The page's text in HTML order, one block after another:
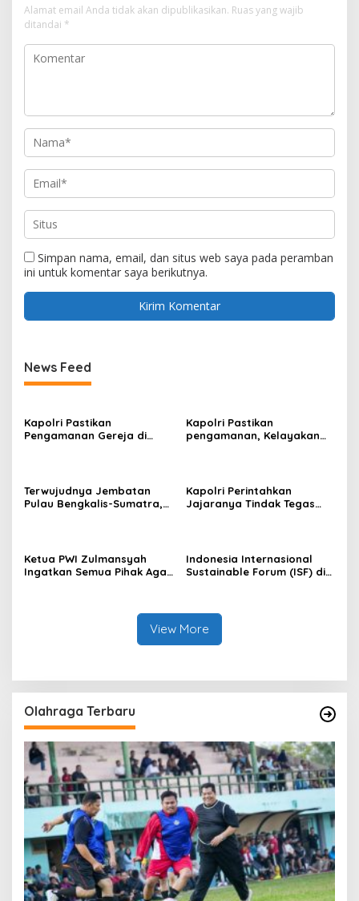
Alamat email Anda tidak akan dipublikasikan. Ruas yang wajib
ditandai *
Simpan nama, email, dan situs web saya pada peramban
ini untuk komentar saya berikutnya.
News Feed
Kapolri Pastikan
Pengamanan Gereja di
Kapolri Pastikan
pengamanan, Kelayakan
Terwujudnya Jembatan
Pulau Bengkalis-Sumatra,
Kapolri Perintahkan
Jajaranya Tindak Tegas
Ketua PWI Zulmansyah
Ingatkan Semua Pihak Agar
Indonesia Internasional
Sustainable Forum (ISF) di
View More
Olahraga Terbaru